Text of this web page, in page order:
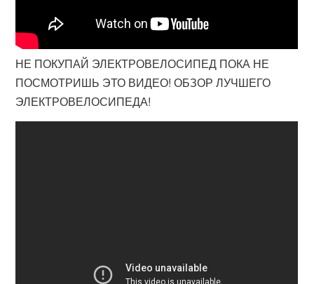
НЕ ПОКУПАЙ ЭЛЕКТРОВЕЛОСИПЕД ПОКА НЕ
ПОСМОТРИШЬ ЭТО ВИДЕО! ОБЗОР ЛУЧШЕГО
ЭЛЕКТРОВЕЛОСИПЕДА!